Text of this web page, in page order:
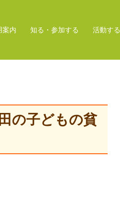
案内 知る・参加する 活動する
の子どもの貧